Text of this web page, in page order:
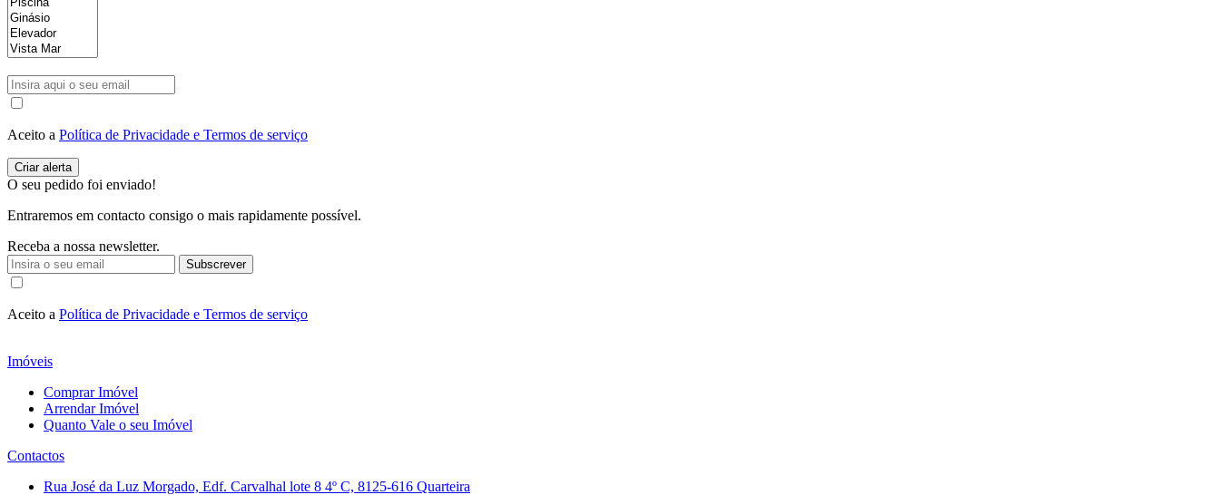
Aceito a Política de Privacidade e Termos de serviço
O seu pedido foi enviado!
Entraremos em contacto consigo o mais rapidamente possível.
Receba a nossa newsletter.
Subscrever
Aceito a Política de Privacidade e Termos de serviço
Imóveis
Comprar Imóvel
Arrendar Imóvel
Quanto Vale o seu Imóvel
Contactos
Rua José da Luz Morgado, Edf. Carvalhal lote 8 4º C, 8125-616 Quarteira